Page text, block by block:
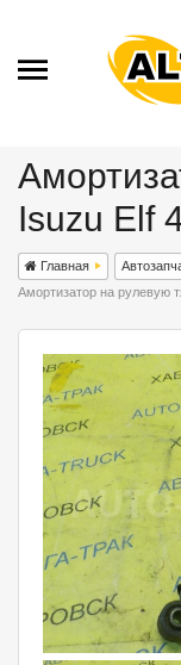
Isuzu Elf
Главная
Амортизатор на рулевую